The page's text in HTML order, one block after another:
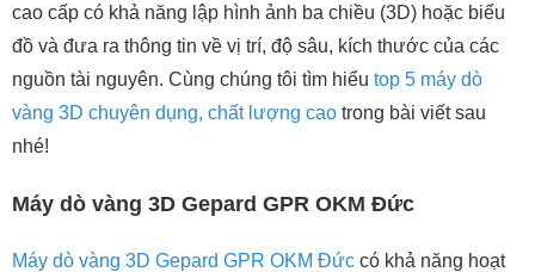
cao cấp có khả năng lập hình ảnh ba chiều (3D) hoặc biểu
đồ và đưa ra thông tin về vị trí, độ sâu, kích thước của các
nguồn tài nguyên. Cùng chúng tôi tìm hiểu top 5 máy dò
vàng 3D chuyên dụng, chất lượng cao trong bài viết sau
nhé!
Máy dò vàng 3D Gepard GPR OKM Đức
Máy dò vàng 3D Gepard GPR OKM Đức có khả năng hoạt